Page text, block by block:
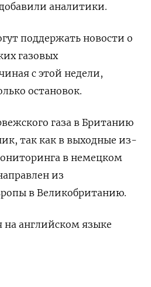
аналитики.
поддержать новости о
газовых
с этой недели,
остановок.
газа в Британию
так как в выходные из-
в немецком
из
в Великобританию.
английском языке